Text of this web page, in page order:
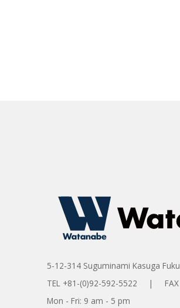
5-12-314 Suguminami Kasuga
TEL +81-(0)92-592-5522 | FAX
Mon - Fri: 9 am - 5 pm